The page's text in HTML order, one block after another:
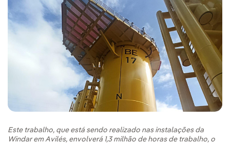
Este trabalho, que está sendo realizado nas instalações da
Windar em Avilés, envolverá 1,3 milhão de horas de trabalho, o